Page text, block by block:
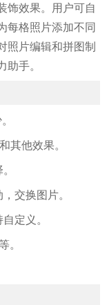
饰效果。用户可自
每格照片添加不同
照片编辑和拼图制
手。
其他效果。
交换图片。
定义。
。